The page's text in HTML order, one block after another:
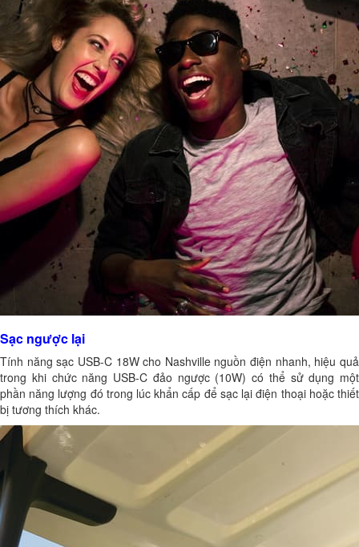
Sạc ngược lại
Tính năng sạc USB-C 18W cho Nashville nguồn điện nhanh, hiệu quả
trong khi chức năng USB-C đảo ngược (10W) có thể sử dụng một
phần năng lượng đó trong lúc khẩn cấp để sạc lại điện thoại hoặc thiết
bị tương thích khác.